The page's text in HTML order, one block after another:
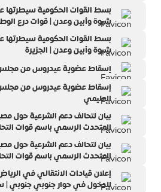
شبوة وأبين وعدن | قوات درع
شبوة وأبين وعدن | الجزيرة
إسقاط عضوية عيدروس من مجلس
إسقاط عضوية عيدروس من مجلس
العليمي
بيان لتحالف دعم الشرعية حول
المتحدث الرسمي باسم قوات
بيان لتحالف دعم الشرعية حول
المتحدث الرسمي باسم قوات
إعلان قيادات الانتقالي في
للدخول في حوار جنوبي جنوبي |